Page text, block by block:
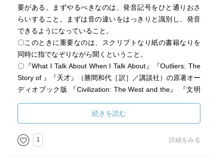
要がある。まずやるべきなのは、発音記号をひと通りおさ
らいすること。まずは音の違いをはっきりと識別し、発音
できるようになっていること。
〇このときに重要なのは、スクリプトなり紙の書籍なりを
同時に指でなぞりながら聞くということ。
〇『What I Talk About When I Talk About』『Outliers: The
Story of 』『天才』（勝間和代［訳］／講談社）の原著オー
ディオブック版 『Civilization: The West and the』 『文明
）『NHK WORLD RADIO JAPAN (English)
〇繰り返すときのポイントは、ただ単に聞くのでなく、イ
ントネーションやスピード、息継ぎのタイミングなど、す
べてを覚えるくらいの気持ちで取り組む。
続きを読む
1 詳細をみる